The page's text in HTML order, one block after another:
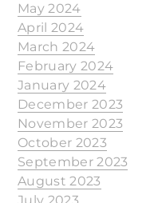
May 2024
April 2024
March 2024
February 2024
January 2024
December 2023
November 2023
October 2023
September 2023
August 2023